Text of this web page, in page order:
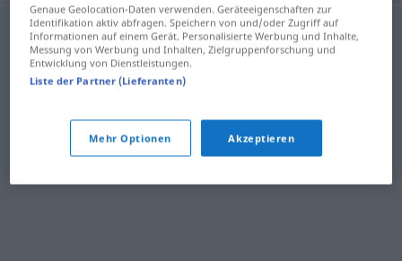
Genaue Geolocation-Daten verwenden. Geräteeigenschaften zur
Identifikation aktiv abfragen. Speichern von und/oder Zugriff auf
Informationen auf einem Gerät. Personalisierte Werbung und Inhalte,
Messung von Werbung und Inhalten, Zielgruppenforschung und
Entwicklung von Dienstleistungen.
Liste der Partner (Lieferanten)
Mehr Optionen Akzeptieren